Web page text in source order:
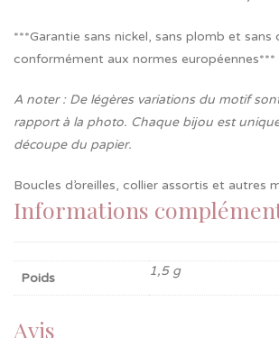
***Garantie sans nickel, sans plomb et sans
conformément aux normes européennes***
A noter : De légères variations du motif
rapport à la photo. Chaque bijou est
découpe du papier.
Boucles d’oreilles, collier assortis et autres
Informations
Poids 1,5 g
Avis